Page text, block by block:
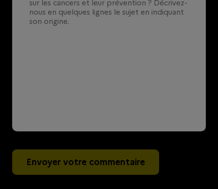
Envoyer votre commentaire